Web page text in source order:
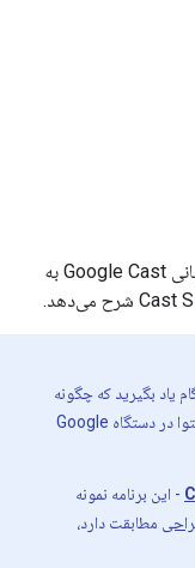
این راهنمای توسعه‌دهنده نحوه‌ی افزودن پشتیبانی Google Cast به
یاد بگیرید که چگونه
یک برنامه ویدیویی وب موجود را برای پخش محتوا در دستگاه Google
(GitHub) - این برنامه نمونه
مطابقت دارد،